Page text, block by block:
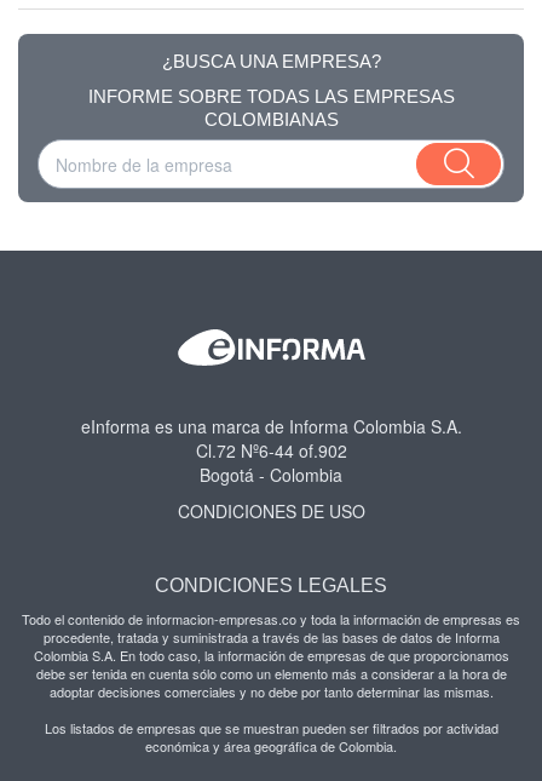
¿BUSCA UNA EMPRESA?
INFORME SOBRE TODAS LAS EMPRESAS
COLOMBIANAS
eInforma es una marca de Informa Colombia S.A.
Cl.72 Nº6-44 of.902
Bogotá - Colombia
CONDICIONES DE USO
CONDICIONES LEGALES
Todo el contenido de informacion-empresas.co y toda la información de empresas es
procedente, tratada y suministrada a través de las bases de datos de Informa
Colombia S.A. En todo caso, la información de empresas de que proporcionamos
debe ser tenida en cuenta sólo como un elemento más a considerar a la hora de
adoptar decisiones comerciales y no debe por tanto determinar las mismas.
Los listados de empresas que se muestran pueden ser filtrados por actividad
económica y área geográfica de Colombia.